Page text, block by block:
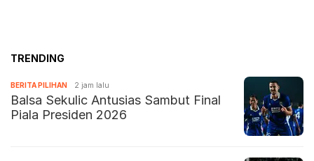
TRENDING
BERITA PILIHAN 2 jam lalu
Balsa Sekulic Antusias Sambut Final
Piala Presiden 2026